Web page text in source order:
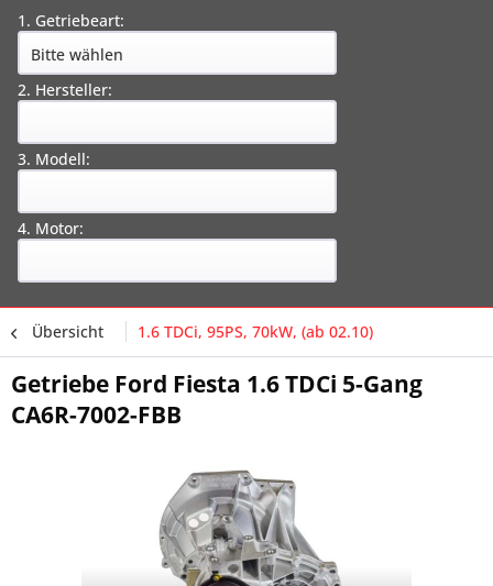
1. Getriebeart:
2. Hersteller:
3. Modell:
4. Motor:
Übersicht 1.6 TDCi, 95PS, 70kW, (ab 02.10)
Getriebe Ford Fiesta 1.6 TDCi 5-Gang
CA6R-7002-FBB